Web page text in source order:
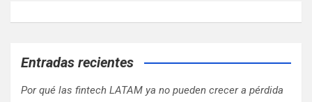
Entradas recientes
Por qué las fintech LATAM ya no pueden crecer a pérdida